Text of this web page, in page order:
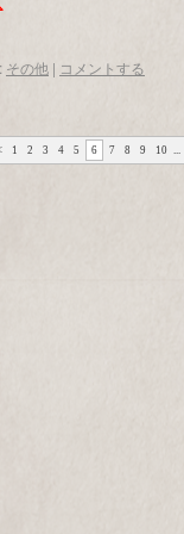
その他 | コメントする
1 2 3 4 5 6 7 8 9 10 ...